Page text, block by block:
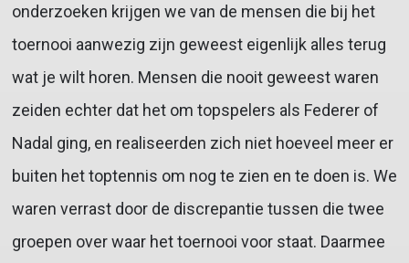
onderzoeken krijgen we van de mensen die bij het
toernooi aanwezig zijn geweest eigenlijk alles terug
wat je wilt horen. Mensen die nooit geweest waren
zeiden echter dat het om topspelers als Federer of
Nadal ging, en realiseerden zich niet hoeveel meer er
buiten het toptennis om nog te zien en te doen is. We
waren verrast door de discrepantie tussen die twee
groepen over waar het toernooi voor staat. Daarmee